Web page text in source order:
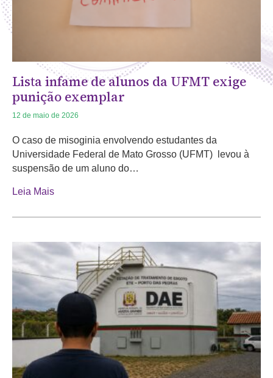
Lista infame de alunos da UFMT exige
punição exemplar
12 de maio de 2026
O caso de misoginia envolvendo estudantes da
Universidade Federal de Mato Grosso (UFMT) levou à
suspensão de um aluno do…
Leia Mais